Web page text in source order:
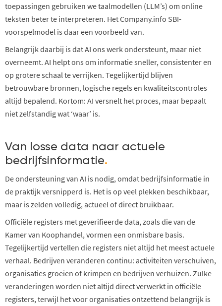
toepassingen gebruiken we taalmodellen (LLM’s) om online
teksten beter te interpreteren. Het Company.info SBI-
voorspelmodel is daar een voorbeeld van.
Belangrijk daarbij is dat AI ons werk ondersteunt, maar niet
overneemt. AI helpt ons om informatie sneller, consistenter en
op grotere schaal te verrijken. Tegelijkertijd blijven
betrouwbare bronnen, logische regels en kwaliteitscontroles
altijd bepalend. Kortom: AI versnelt het proces, maar bepaalt
niet zelfstandig wat ‘waar’ is.
Van losse data naar actuele
bedrijfsinformatie.
De ondersteuning van AI is nodig, omdat bedrijfsinformatie in
de praktijk versnipperd is. Het is op veel plekken beschikbaar,
maar is zelden volledig, actueel of direct bruikbaar.
Officiële registers met geverifieerde data, zoals die van de
Kamer van Koophandel, vormen een onmisbare basis.
Tegelijkertijd vertellen die registers niet altijd het meest actuele
verhaal. Bedrijven veranderen continu: activiteiten verschuiven,
organisaties groeien of krimpen en bedrijven verhuizen. Zulke
veranderingen worden niet altijd direct verwerkt in officiële
registers, terwijl het voor organisaties ontzettend belangrijk is